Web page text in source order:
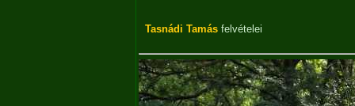
Tasnádi Tamás felvételei